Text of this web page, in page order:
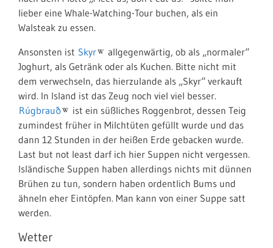
lieber eine Whale-Watching-Tour buchen, als ein
Walsteak zu essen.
Ansonsten ist Skyr
allgegenwärtig, ob als „normaler“
Joghurt, als Getränk oder als Kuchen. Bitte nicht mit
dem verwechseln, das hierzulande als „Skyr“ verkauft
wird. In Island ist das Zeug noch viel viel besser.
Rúgbrauð
ist ein süßliches Roggenbrot, dessen Teig
zumindest früher in Milchtüten gefüllt wurde und das
dann 12 Stunden in der heißen Erde gebacken wurde.
Last but not least darf ich hier Suppen nicht vergessen.
Isländische Suppen haben allerdings nichts mit dünnen
Brühen zu tun, sondern haben ordentlich Bums und
ähneln eher Eintöpfen. Man kann von einer Suppe satt
werden.
Wetter